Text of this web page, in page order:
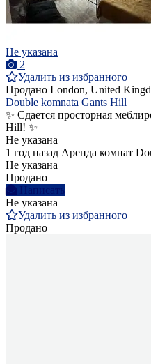
Не указана
2
Удалить из избранного
Продано London, United
Double komnata Gants Hill
✨ Сдается просторная
Hill! ✨
Не указана
1 год назад Аренда комнат
Не указана
Продано
Написать
Не указана
Удалить из избранного
Продано